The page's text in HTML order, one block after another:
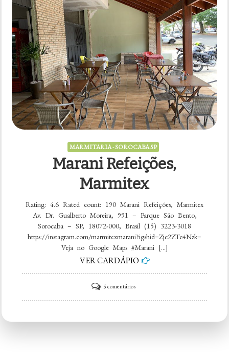
MARMITARIA - SOROCABA SP
Marani Refeições,
Marmitex
Rating: 4.6 Rated count: 190 Marani Refeições, Marmitex
Av. Dr. Gualberto Moreira, 991 – Parque São Bento,
Sorocaba – SP, 18072-000, Brasil (15) 3223-3018
https://instagram.com/marmitexmarani?igshid=Zjc2ZTc4Nzk=
Veja no Google Maps #Marani […]
VER CARDÁPIO
5 comentáriosem
Marani